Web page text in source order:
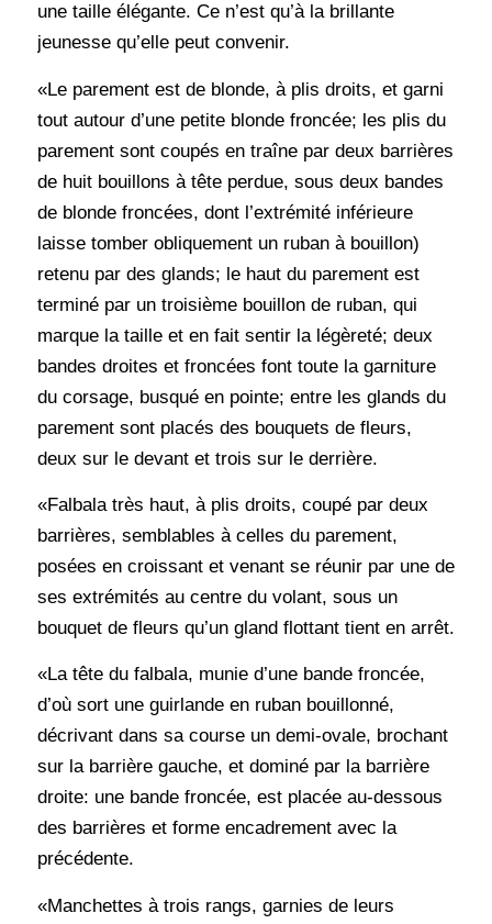
une taille élégante. Ce n’est qu’à la brillante
jeunesse qu’elle peut convenir.
«Le parement est de blonde, à plis droits, et garni
tout autour d’une petite blonde froncée; les plis du
parement sont coupés en traîne par deux barrières
de huit bouillons à tête perdue, sous deux bandes
de blonde froncées, dont l’extrémité inférieure
laisse tomber obliquement un ruban à bouillon)
retenu par des glands; le haut du parement est
terminé par un troisième bouillon de ruban, qui
marque la taille et en fait sentir la légèreté; deux
bandes droites et froncées font toute la garniture
du corsage, busqué en pointe; entre les glands du
parement sont placés des bouquets de fleurs,
deux sur le devant et trois sur le derrière.
«Falbala très haut, à plis droits, coupé par deux
barrières, semblables à celles du parement,
posées en croissant et venant se réunir par une de
ses extrémités au centre du volant, sous un
bouquet de fleurs qu’un gland flottant tient en arrêt.
«La tête du falbala, munie d’une bande froncée,
d’où sort une guirlande en ruban bouillonné,
décrivant dans sa course un demi-ovale, brochant
sur la barrière gauche, et dominé par la barrière
droite: une bande froncée, est placée au-dessous
des barrières et forme encadrement avec la
précédente.
«Manchettes à trois rangs, garnies de leurs